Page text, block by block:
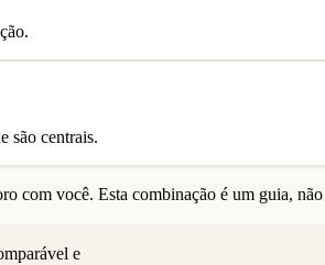
são centrais.
com você. Esta combinação é um guia,
e